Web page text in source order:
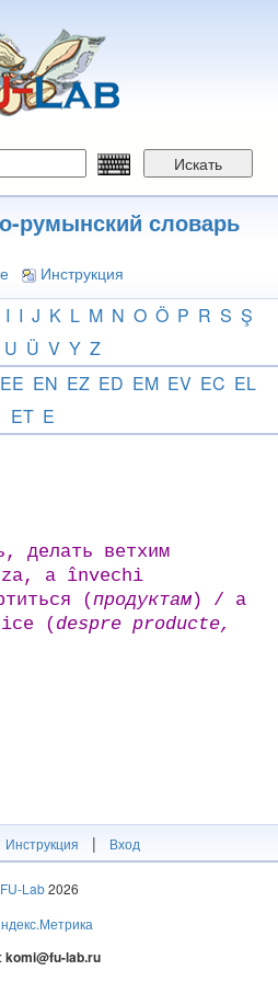
Искать
румынский словарь
Инструкция
I I J K L M N O Ö P R S Ş
U Ü V Y Z
EE EN EZ ED EM EV EC EL
ET E
делать ветхим
a învechi
(продуктам) / a
(despre producte,
Инструкция | Вход
FU-Lab2026
komi@fu-lab.ru